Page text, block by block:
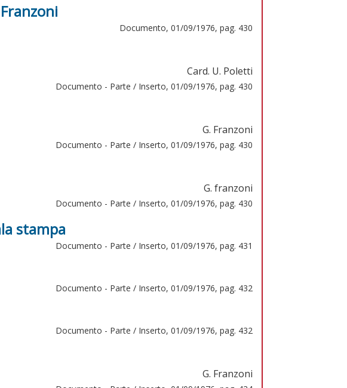
Documento, 01/09/1976, pag. 430
Card. U. Poletti
Documento - Parte / Inserto, 01/09/1976, pag. 430
G. Franzoni
Documento - Parte / Inserto, 01/09/1976, pag. 430
G. franzoni
Documento - Parte / Inserto, 01/09/1976, pag. 430
stampa
Documento - Parte / Inserto, 01/09/1976, pag. 431
Documento - Parte / Inserto, 01/09/1976, pag. 432
Documento - Parte / Inserto, 01/09/1976, pag. 432
G. Franzoni